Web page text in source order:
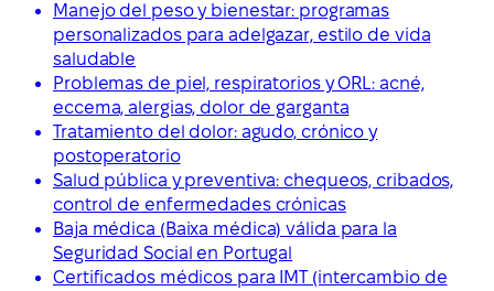
Manejo del peso y bienestar: programas
personalizados para adelgazar, estilo de vida
saludable
Problemas de piel, respiratorios y ORL: acné,
eccema, alergias, dolor de garganta
Tratamiento del dolor: agudo, crónico y
postoperatorio
Salud pública y preventiva: chequeos, cribados,
control de enfermedades crónicas
Baja médica (Baixa médica) válida para la
Seguridad Social en Portugal
Certificados médicos para IMT (intercambio de